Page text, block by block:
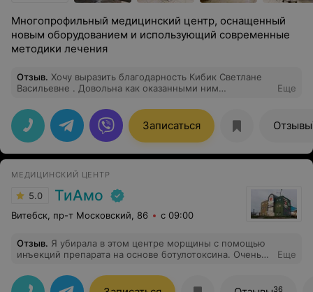
Многопрофильный медицинский центр, оснащенный
новым оборудованием и использующий современные
методики лечения
Отзыв. Хочу выразить благодарность Кибик Светлане
Васильевне . Довольна как оказанными ним
отношением.В данный цент обратилась по поводу
ведения беременности. Ни разу не пожалела! Всегда
была на связи, открыто и понятно отвечала на все
волнующие вопросы. Внимательно и бережно
проводила осмотры. Внимательна. Приятные и
в очередях и от мед. Персонала.
Еще
Записаться Отзывы
МЕДИЦИНСКИЙ ЦЕНТР
5.0 ТиАмо
Витебск, пр-т Московский, 86 с 09:00
Отзыв. Я убирала в этом центре морщины с помощью
инъекций препарата на основе ботулотоксина. Очень
после просто не могу нарадоваться. Мне все
понравилось. Очень быстро записали и дня через два я
Еще
36